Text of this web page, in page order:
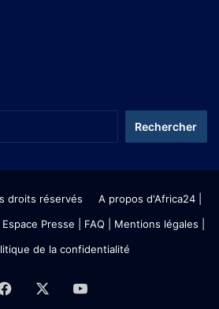
droits réservés A propos d'Africa24|
Espace Presse | FAQ | Mentions légales
de la confidentialité